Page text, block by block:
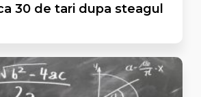
30 de tari dupa steagul